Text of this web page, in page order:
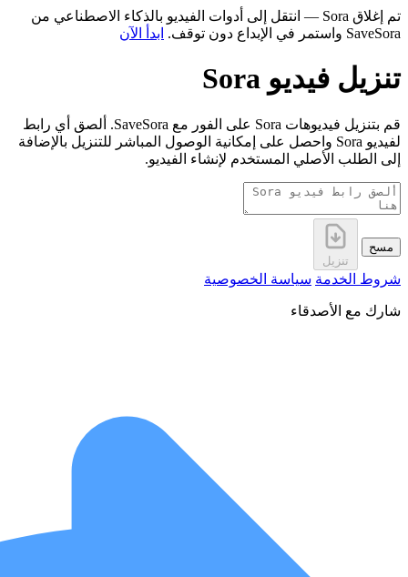
تم إغلاق Sora — انتقل إلى أدوات الفيديو بالذكاء الاصطناعي من
SaveSora واستمر في الإبداع دون توقف.
ابدأ الآن
تنزيل فيديو Sora
قم بتنزيل فيديوهات Sora على الفور مع SaveSora. ألصق أي رابط
لفيديو Sora واحصل على إمكانية الوصول المباشر للتنزيل بالإضافة
إلى الطلب الأصلي المستخدم لإنشاء الفيديو.
مسح
تنزيل
شروط الخدمة سياسة الخصوصية
شارك مع الأصدقاء